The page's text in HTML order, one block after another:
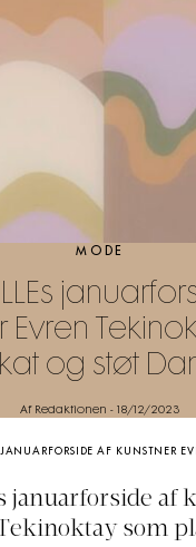
MODE
Evren
og støt
Af Redaktionen - 18/12/2023
AF KUNSTNER EVREN
januarforside af
som